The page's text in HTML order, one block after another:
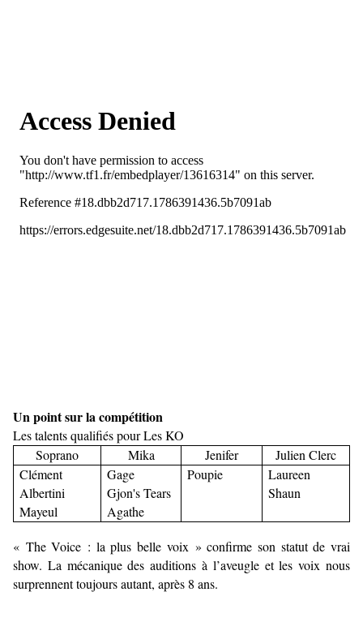
Un point sur la compétition
Les talents qualifiés pour Les KO
Soprano
Mika Jenifer
Julien Clerc
Clément
Albertini
Mayeul
Gage
Gjon's Tears
Agathe
Poupie
Laureen
Shaun
« The Voice : la plus belle voix » confirme son statut de vrai
show. La mécanique des auditions à l’aveugle et les voix nous
surprennent toujours autant, après 8 ans.